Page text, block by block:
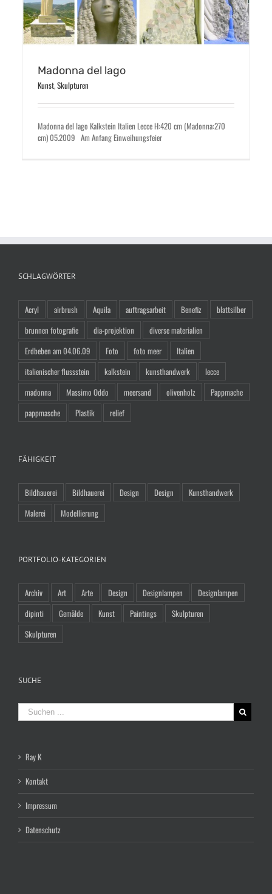
Madonna del lago
Kunst,Skulpturen
Madonna del lago Kalkstein Italien Lecce H:420 cm (Madonna:270
cm) 05.2009 Am Anfang Einweihungsfeier
SCHLAGWÖRTER
Acryl airbrush Aquila auftragsarbeit Benefiz
blattsilber
brunnen fotografie
dia-projektion
diverse materialien
Erdbeben am 04.06.09
Foto foto meer
Italien
italienischer flussstein
kalkstein kunsthandwerk
lecce
madonna
Massimo Oddo meersand olivenholz
Pappmache
pappmasche
Plastik relief
FÄHIGKEIT
Bildhauerei Bildhauerei Design Design
Kunsthandwerk
Malerei
Modellierung
PORTFOLIO-KATEGORIEN
Archiv Art Arte Design Designlampen
Designlampen
dipinti
Gemälde Kunst Paintings
Skulpturen
Skulpturen
SUCHE
Ray K
Kontakt
Impressum
Datenschutz